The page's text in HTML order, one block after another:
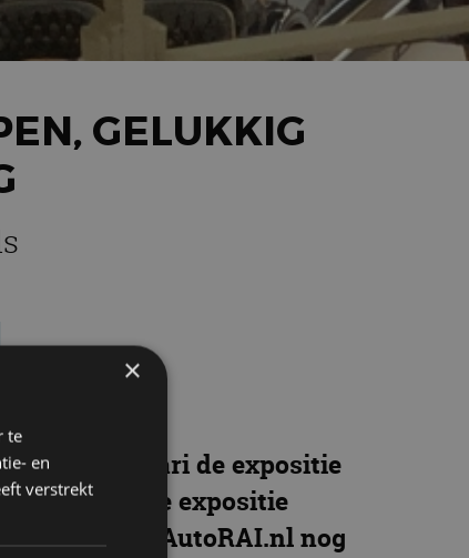
GELUKKIG
26 januari de expositie
je deze expositie
je dankzij AutoRAI.nl nog
×
te
en
verstrekt